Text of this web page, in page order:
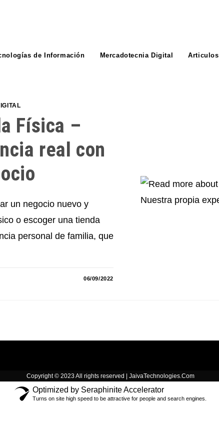
de Información Mercadotecnia Digital Articulos
Física –
real con
un negocio nuevo y
o escoger una tienda
personal de familia, que
06/09/2022
Copyright © 2023 All rights reserved | JaivaTechnologies.Com
Optimized by Seraphinite Accelerator
Turns on site high speed to be attractive for people and search engines.